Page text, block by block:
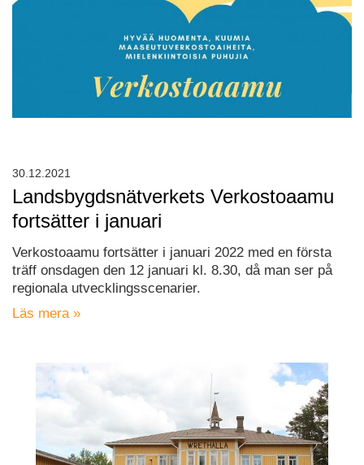
Landsbygdsnätverkets Verkostoaamu
fortsätter i januari
Verkostoaamu fortsätter i januari 2022 med en första
träff onsdagen den 12 januari kl. 8.30, då man ser på
regionala utvecklingsscenarier.
Läs mera »
30.12.2021